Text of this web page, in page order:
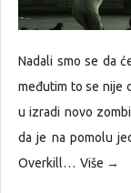
Nadali smo se da
međutim to se nije
u izradi novo
da je na pomolu
Overkill… Više →